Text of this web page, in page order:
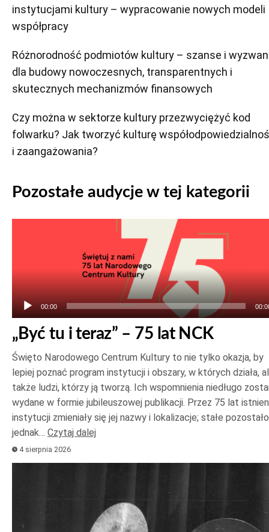
instytucjami kultury – wypracowanie nowych modeli
współpracy
Różnorodność podmiotów kultury – szanse i
dla budowy nowoczesnych, transparentnych i
skutecznych mechanizmów finansowych
Czy można w sektorze kultury przezwyciężyć kod
folwarku? Jak tworzyć kulturę
i zaangażowania?
Pozostałe audycje w tej kategorii
00:00
„Być tu i teraz” – 75 lat NCK
Święto Narodowego Centrum Kultury to nie tylko okazja, by
lepiej poznać program instytucji i obszary, w których działa,
także ludzi, którzy ją tworzą. Ich wspomnienia niedługo
wydane w formie jubileuszowej publikacji. Przez 75 lat
instytucji zmieniały się jej nazwy i lokalizacje; stałe pozostało
jednak… Czytaj dalej
4 sierpnia 2026